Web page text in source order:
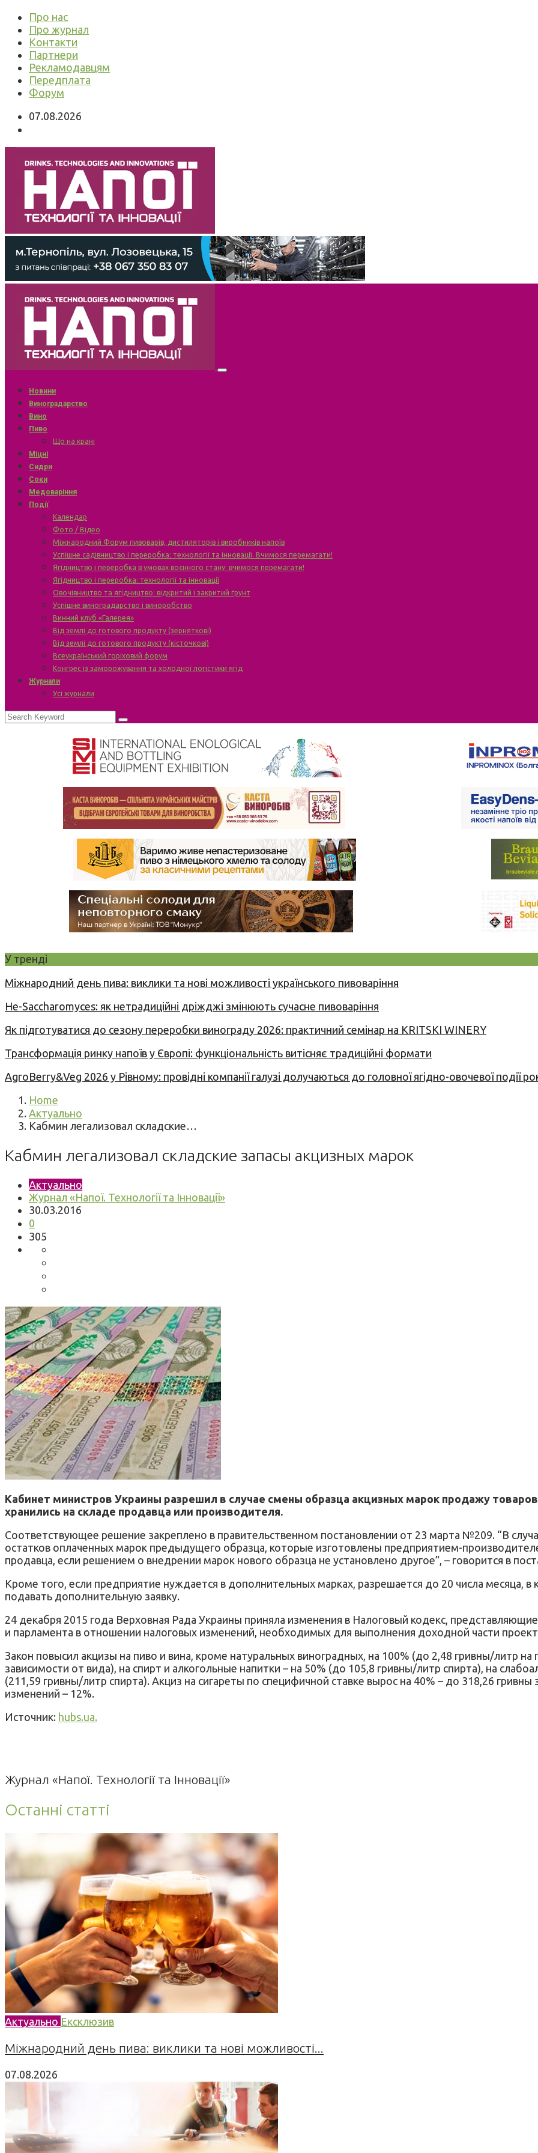
Про нас
Про журнал
Контакти
Партнери
Рекламодавцям
Передплата
Форум
07.08.2026
Новини
Виноградарство
Вино
Пиво
Що на крані
Міцні
Сидри
Соки
Медоваріння
Події
Календар
Фото / Відео
Міжнародний Форум пивоварів, дистиляторів і виробників напоїв
Успішне садівництво і переробка: технології та інновації. Вчимося перемагати!
Ягідництво і переробка в умовах воєнного стану: вчимося перемагати!
Ягідництво і переробка: технології та інновації
Овочівництво та ягідництво: відкритий і закритий ґрунт
Успішне виноградарство і виноробство
Винний клуб «Галерея»
Від землі до готового продукту (зерняткові)
Від землі до готового продукту (кісточкові)
Всеукраїнський горіховий форум
Конгрес із заморожування та холодної логістики ягід
Журнали
Усі журнали
У тренді
Міжнародний день пива: виклики та нові можливості українського пивоваріння
Не-Saccharomyces: як нетрадиційні дріжджі змінюють сучасне пивоваріння
Як підготуватися до сезону переробки винограду 2026: практичний семінар на KRITSKI WINERY
Трансформація ринку напоїв у Європі: функціональність витісняє традиційні формати
AgroBerry&Veg 2026 у Рівному: провідні компанії галузі долучаються до головної ягідно-овочевої події
Home
Актуально
Кабмин легализовал складские…
Кабмин легализовал складские запасы акцизных марок
Актуально
Журнал «Напої. Технології та Інновації»
30.03.2016
0
305
Кабинет министров Украины разрешил в случае смены образца акцизных марок продажу
хранились на складе продавца или производителя.
Соответствующее решение закреплено в правительственном постановлении от 23 марта №209. “В
остатков оплаченных марок предыдущего образца, которые изготовлены предприятием-
продавца, если решением о внедрении марок нового образца не установлено другое”, – говорится в
Кроме того, если предприятие нуждается в дополнительных марках, разрешается до 20 числа месяца,
подавать дополнительную заявку.
24 декабря 2015 года Верховная Рада Украины приняла изменения в Налоговый кодекс,
и парламента в отношении налоговых изменений, необходимых для выполнения доходной части
Закон повысил акцизы на пиво и вина, кроме натуральных виноградных, на 100% (до 2,48 гривны/литр
зависимости от вида), на спирт и алкогольные напитки – на 50% (до 105,8 гривны/литр спирта), на
(211,59 гривны/литр спирта). Акциз на сигареты по специфичной ставке вырос на 40% – до 318,26
изменений – 12%.
Источник: hubs.ua.
Журнал «Напої. Технології та Інновації»
Останні статті
Актуально Ексклюзив
Міжнародний день пива: виклики та нові можливості...
07.08.2026